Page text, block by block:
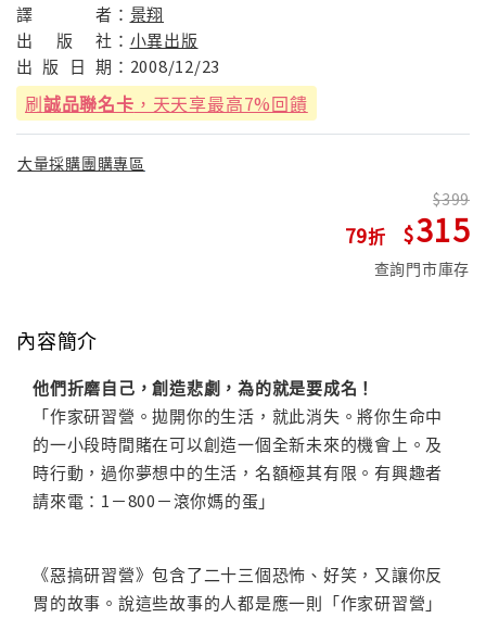
譯
者： 景翔
出
版 社： 小異出版
出 版 日 期： 2008/12/23
刷誠品聯名卡 ，天天享最高7%回饋
大量採購團購專區
79
399
315
查詢門市庫存
內容簡介
他們折磨自己，創造悲劇，為的就是要成名！
「作家研習營。拋開你的生活，就此消失。將你生命中
的一小段時間賭在可以創造一個全新未來的機會上。及
時行動，過你夢想中的生活，名額極其有限。有興趣者
請來電：1－800－滾你媽的蛋」
《惡搞研習營》包含了二十三個恐怖、好笑，又讓你反
胃的故事。說這些故事的人都是應一則「作家研習營」